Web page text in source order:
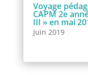
Voyage
CAPM 2e
III » en mai
Juin 2019